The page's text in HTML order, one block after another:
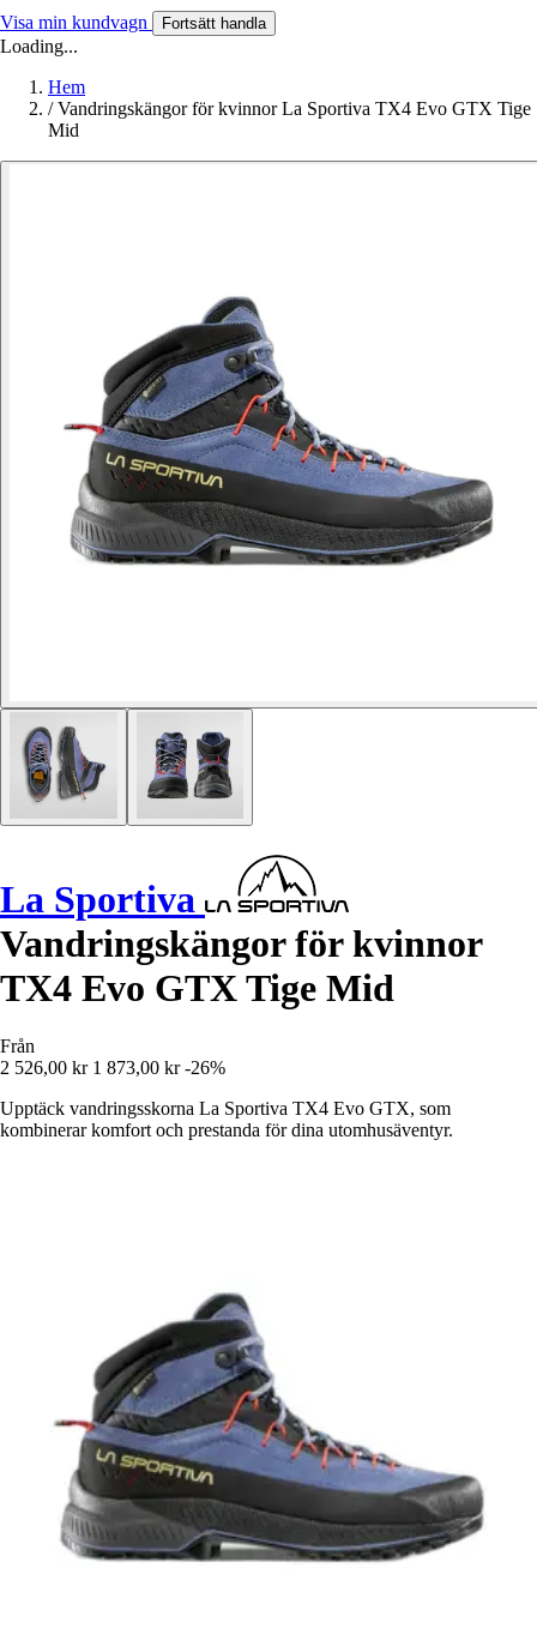
Visa min kundvagn Fortsätt handla
Loading...
Hem
/ Vandringskängor för kvinnor La Sportiva TX4 Evo GTX Tige
Mid
La Sportiva
Vandringskängor för kvinnor
TX4 Evo GTX Tige Mid
Från
2 526,00 kr 1 873,00 kr -26%
Upptäck vandringsskorna La Sportiva TX4 Evo GTX, som
kombinerar komfort och prestanda för dina utomhusäventyr.